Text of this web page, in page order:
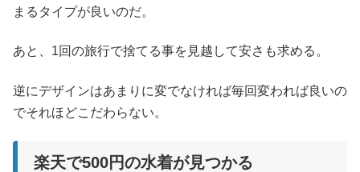
まるタイプが良いのだ。
あと、1回の旅行で捨てる事を見越して安さも求める。
逆にデザインはあまりに変でなければ毎回変われば良いの
でそれほどこだわらない。
楽天で500円の水着が見つかる